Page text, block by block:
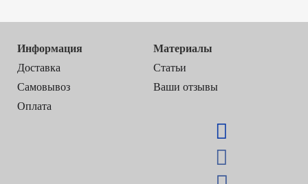
Информация
Доставка
Самовывоз
Оплата
Материалы
Статьи
Ваши отзывы